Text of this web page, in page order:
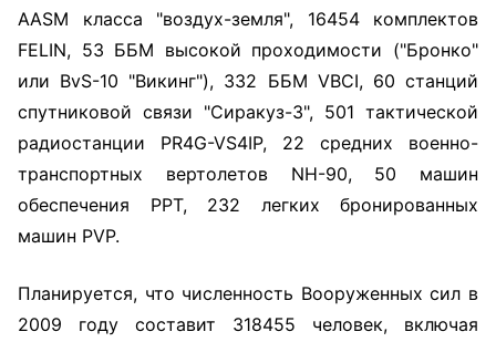
AASM класса "воздух-земля", 16454 комплектов
FELIN, 53 ББМ высокой проходимости ("Бронко"
или BvS-10 "Викинг"), 332 ББМ VBCI, 60 станций
спутниковой связи "Сиракуз-3", 501 тактической
радиостанции PR4G-VS4IP, 22 средних военно-
транспортных вертолетов NH-90, 50 машин
обеспечения PPT, 232 легких бронированных
машин PVP.
Планируется, что численность Вооруженных сил в
2009 году составит 318455 человек, включая